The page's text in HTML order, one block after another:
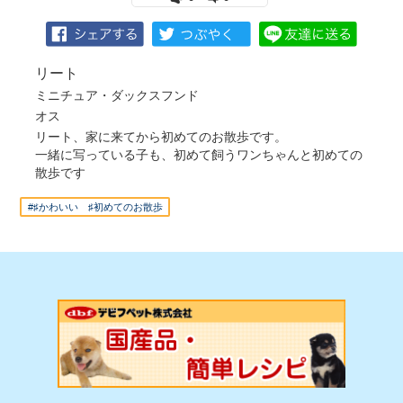
リート
ミニチュア・ダックスフンド
オス
リート、家に来てから初めてのお散歩です。
一緒に写っている子も、初めて飼うワンちゃんと初めての
散歩です
#♯かわいい ♯初めてのお散歩